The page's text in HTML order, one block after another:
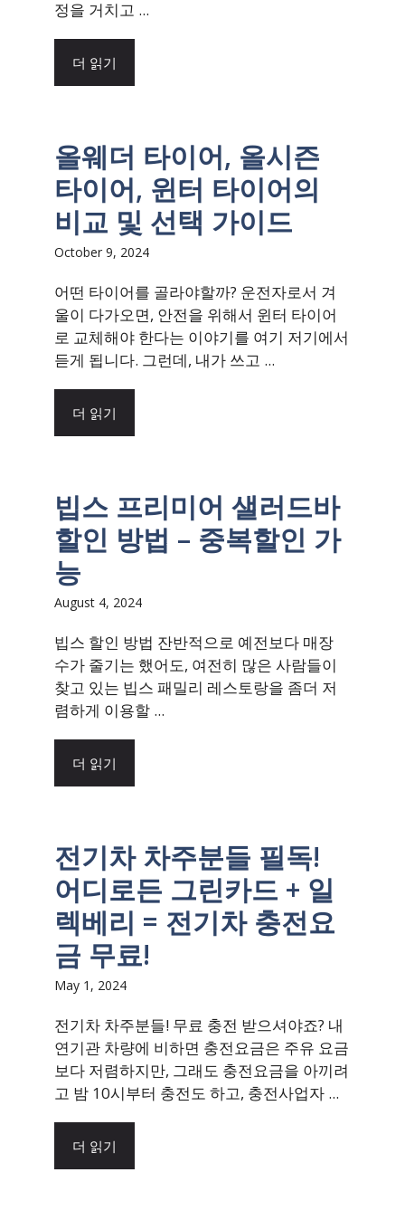
정을 거치고 ...
더 읽기
올웨더 타이어, 올시즌
타이어, 윈터 타이어의
비교 및 선택 가이드
October 9, 2024
어떤 타이어를 골라야할까? 운전자로서 겨
울이 다가오면, 안전을 위해서 윈터 타이어
로 교체해야 한다는 이야기를 여기 저기에서
듣게 됩니다. 그런데, 내가 쓰고 ...
더 읽기
빕스 프리미어 샐러드바
할인 방법 – 중복할인 가
능
August 4, 2024
빕스 할인 방법 잔반적으로 예전보다 매장
수가 줄기는 했어도, 여전히 많은 사람들이
찾고 있는 빕스 패밀리 레스토랑을 좀더 저
렴하게 이용할 ...
더 읽기
전기차 차주분들 필독!
어디로든 그린카드 + 일
렉베리 = 전기차 충전요
금 무료!
May 1, 2024
전기차 차주분들! 무료 충전 받으셔야죠? 내
연기관 차량에 비하면 충전요금은 주유 요금
보다 저렴하지만, 그래도 충전요금을 아끼려
고 밤 10시부터 충전도 하고, 충전사업자 ...
더 읽기